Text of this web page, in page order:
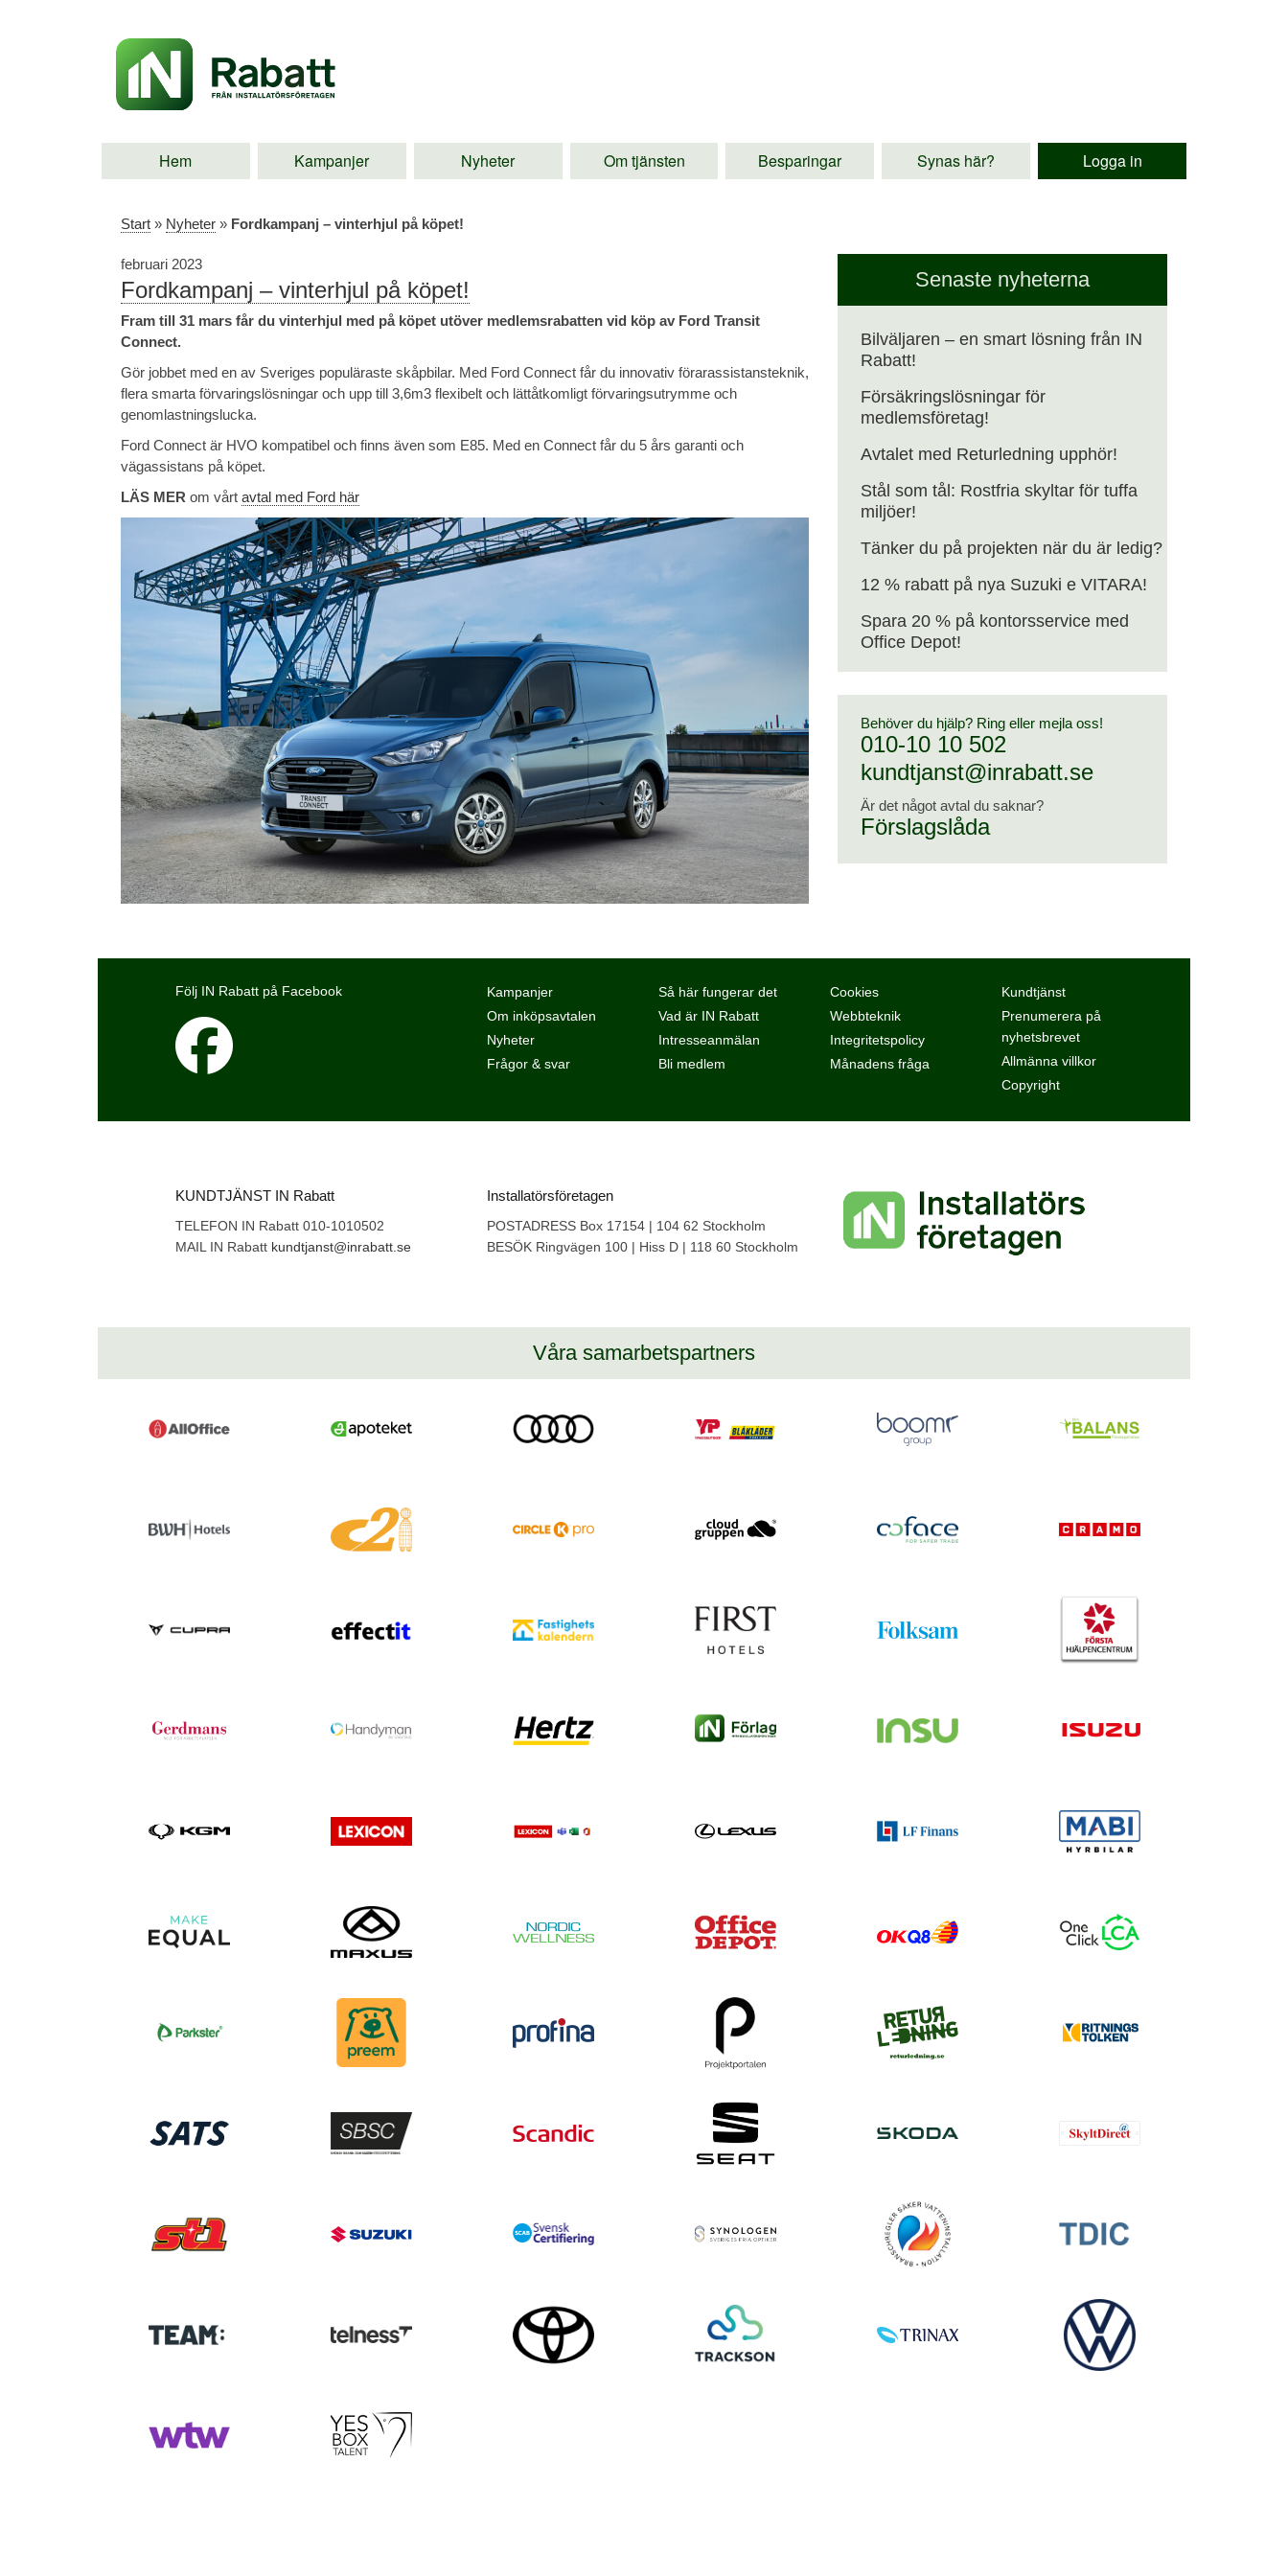
Hem Kampanjer Nyheter Om tjänsten Besparingar Synas här? Logga in
Start » Nyheter » Fordkampanj – vinterhjul på köpet!
februari 2023
Fordkampanj – vinterhjul på köpet!
Fram till 31 mars får du vinterhjul med på köpet utöver medlemsrabatten vid köp av Ford Transit
Connect.
Gör jobbet med en av Sveriges populäraste skåpbilar. Med Ford Connect får du innovativ förarassistansteknik,
flera smarta förvaringslösningar och upp till 3,6m3 flexibelt och lättåtkomligt förvaringsutrymme och
genomlastningslucka.
Ford Connect är HVO kompatibel och finns även som E85. Med en Connect får du 5 års garanti och
vägassistans på köpet.
LÄS MER om vårt avtal med Ford här
Senaste nyheterna
Bilväljaren – en smart lösning från IN
Rabatt!
Försäkringslösningar för
medlemsföretag!
Avtalet med Returledning upphör!
Stål som tål: Rostfria skyltar för tuffa
miljöer!
Tänker du på projekten när du är ledig?
12 % rabatt på nya Suzuki e VITARA!
Spara 20 % på kontorsservice med
Office Depot!
Behöver du hjälp? Ring eller mejla oss!
010-10 10 502
kundtjanst@inrabatt.se
Är det något avtal du saknar?
Förslagslåda
Följ IN Rabatt på Facebook
Kampanjer
Om inköpsavtalen
Nyheter
Frågor & svar
Så här fungerar det
Vad är IN Rabatt
Intresseanmälan
Bli medlem
Cookies
Webbteknik
Integritetspolicy
Månadens fråga
Kundtjänst
Prenumerera på
nyhetsbrevet
Allmänna villkor
Copyright
KUNDTJÄNST IN Rabatt
TELEFON IN Rabatt 010-1010502
MAIL IN Rabatt kundtjanst@inrabatt.se
Installatörsföretagen
POSTADRESS Box 17154 | 104 62 Stockholm
BESÖK Ringvägen 100 | Hiss D | 118 60 Stockholm
Våra samarbetspartners